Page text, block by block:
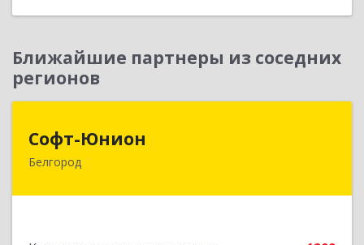
Ближайшие партнеры из соседних
регионов
Софт-Юнион
Белгород
308014, Белгородская обл, Белгород г, Садовая